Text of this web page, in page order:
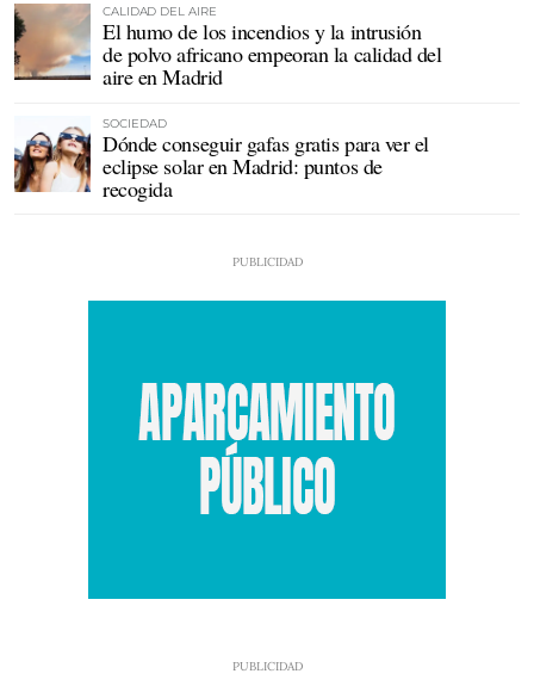
CALIDAD DEL AIRE
El humo de los incendios y la intrusión
de polvo africano empeoran la calidad del
aire en Madrid
SOCIEDAD
Dónde conseguir gafas gratis para ver el
eclipse solar en Madrid: puntos de
recogida